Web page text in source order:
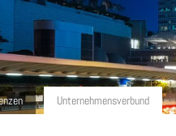
Unternehmensverbund